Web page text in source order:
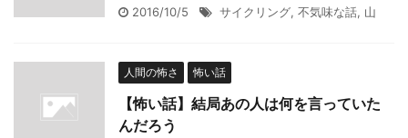
2016/10/5 サイクリング, 不気味な話, 山
人間の怖さ 怖い話
【怖い話】結局あの人は何を言っていた
んだろう